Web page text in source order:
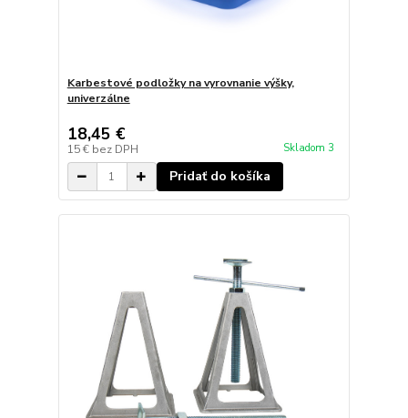
Karbestové podložky na vyrovnanie výšky,
univerzálne
18,45 €
15 € bez DPH Skladom 3
Pridať do košíka